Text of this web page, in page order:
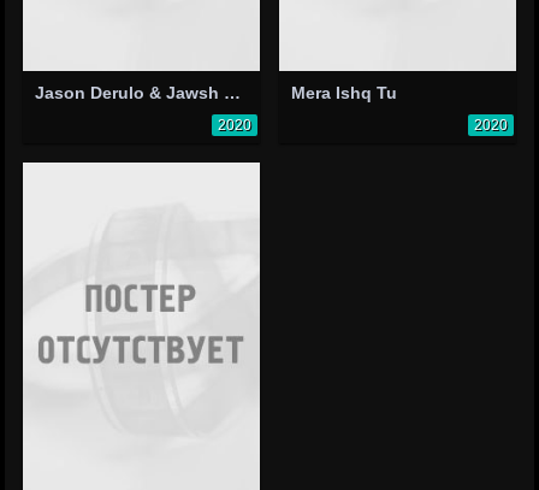
Jason Derulo & Jawsh 685: Savage Love
2020
Mera Ishq Tu
2020